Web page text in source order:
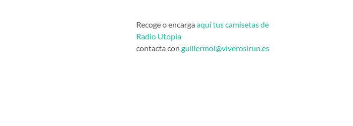
Recoge o encarga aquí tus camisetas de
Radio Utopía
contacta con guillermol@viverosirun.es